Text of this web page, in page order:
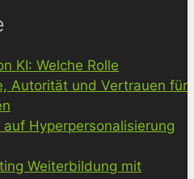
KI: Welche Rolle
Autorität und Vertrauen für
Hyperpersonalisierung
Weiterbildung mit